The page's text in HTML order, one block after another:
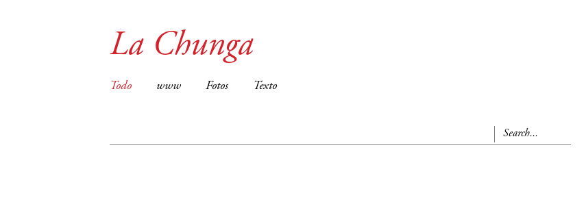
La Chunga
Todo www Fotos Texto